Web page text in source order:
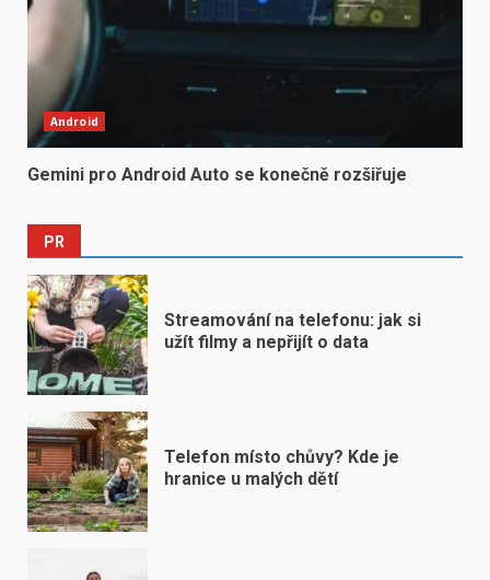
Android
Gemini pro Android Auto se konečně rozšiřuje
PR
Streamování na telefonu: jak si
užít filmy a nepřijít o data
Telefon místo chůvy? Kde je
hranice u malých dětí